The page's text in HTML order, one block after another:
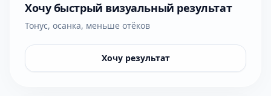
Хочу быстрый визуальный результат
Тонус, осанка, меньше отёков
Хочу результат